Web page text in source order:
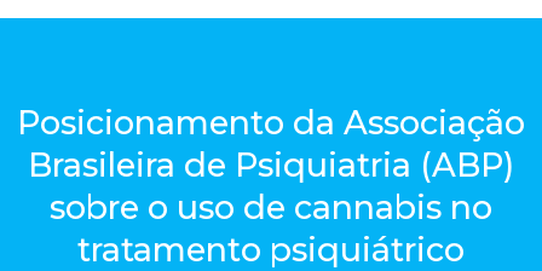
Posicionamento da Associação
Brasileira de Psiquiatria (ABP)
sobre o uso de cannabis no
tratamento psiquiátrico